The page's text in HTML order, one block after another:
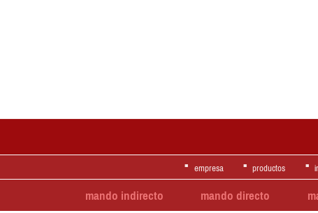
empresa productos
mando indirecto mando directo